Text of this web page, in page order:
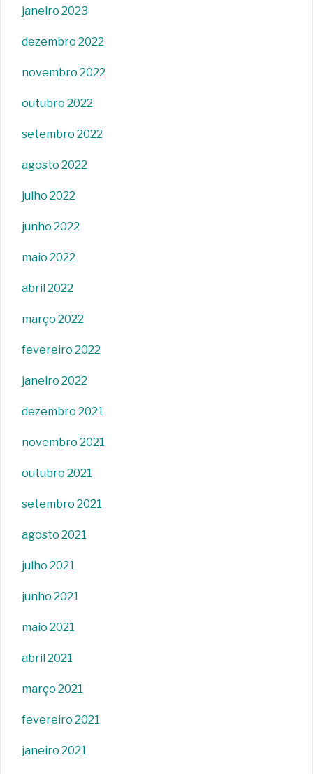
janeiro 2023
dezembro 2022
novembro 2022
outubro 2022
setembro 2022
agosto 2022
julho 2022
junho 2022
maio 2022
abril 2022
março 2022
fevereiro 2022
janeiro 2022
dezembro 2021
novembro 2021
outubro 2021
setembro 2021
agosto 2021
julho 2021
junho 2021
maio 2021
abril 2021
março 2021
fevereiro 2021
janeiro 2021